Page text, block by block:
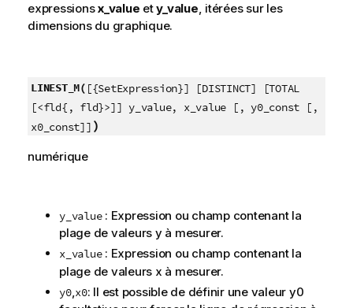
expressionsx_value ety_value, itérées sur les
dimensions du graphique.
LINEST_M( [{SetExpression}] [DISTINCT] [TOTAL
[<fld{, fld}>]] y_value, x_value [, y0_const [,
x0_const]] )
numérique
y_value: Expression ou champ contenant la
plage de valeurs yà mesurer.
x_value: Expression ou champ contenant la
plage de valeurs x à mesurer.
y0,x0: Il est possible de définir une valeur y0